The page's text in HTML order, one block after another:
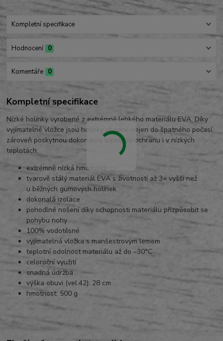
Kompletní specifikace
Hodnocení 0
Komentáře 0
Kompletní specifikace
Nízké holínky vyrobené z extrémně lehkého materiálu EVA. Díky
vyjímatelné vložce jsou holínky vhodné nejen do špatného počasí,
zároveň poskytnou dokonalou tepelnou ochranu i v nízkých
teplotách.
extrémně nízká hmotnost
tvarově stálý materiál EVA s životností až 3× vyšší než
u běžných gumových holínek
dokonalá izolace
pohodlné nošení díky schopnosti materiálu přizpůsobit se
pohybu nohy
100% vodotěsné
vyjímatelná vložka s manšestrovým lemem
teplotní odolnost materiálu až do –30°C
celoroční využití
snadná údržba
výška obuvi (vel.42): 28 cm
hmotnost: 500 g